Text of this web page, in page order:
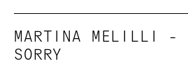
MARTINA MELILLI -
SORRY